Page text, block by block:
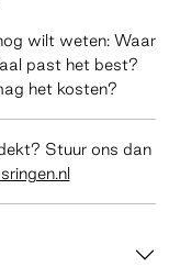
wilt weten: Waar
past het best?
het kosten?
Stuur ons dan